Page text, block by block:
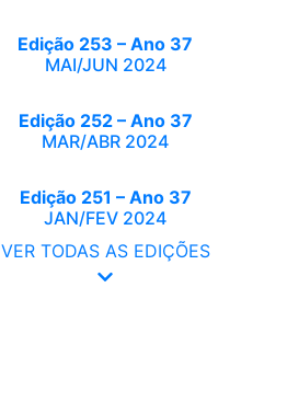
Edição 253 – Ano 37
MAI/JUN 2024
Edição 252 – Ano 37
MAR/ABR 2024
Edição 251 – Ano 37
JAN/FEV 2024
VER TODAS AS EDIÇÕES